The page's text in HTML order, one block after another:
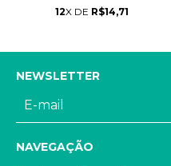
12X DE R$14,71
NEWSLETTER
NAVEGAÇÃO